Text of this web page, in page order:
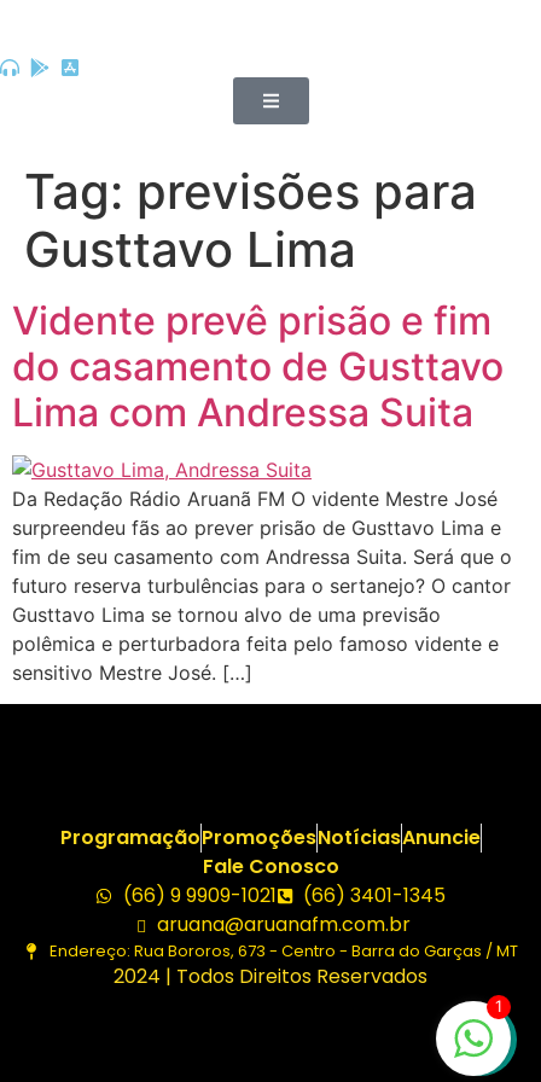
Tag: previsões para
Gusttavo Lima
Vidente prevê prisão e fim
do casamento de Gusttavo
Lima com Andressa Suita
Da Redação Rádio Aruanã FM O vidente Mestre José
surpreendeu fãs ao prever prisão de Gusttavo Lima e
fim de seu casamento com Andressa Suita. Será que o
futuro reserva turbulências para o sertanejo? O cantor
Gusttavo Lima se tornou alvo de uma previsão
polêmica e perturbadora feita pelo famoso vidente e
sensitivo Mestre José. […]
ProgramaçãoPromoçõesNotíciasAnuncie
Fale Conosco
(66) 9 9909-1021
(66) 3401-1345
aruana@aruanafm.com.br
Endereço: Rua Bororos, 673 - Centro - Barra do Garças / MT
2024 | Todos Direitos Reservados
1